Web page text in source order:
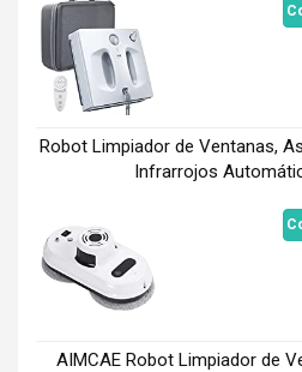
Robot Limpiador de Ventanas,
Infrarrojos
AIMCAE Robot Limpiador de